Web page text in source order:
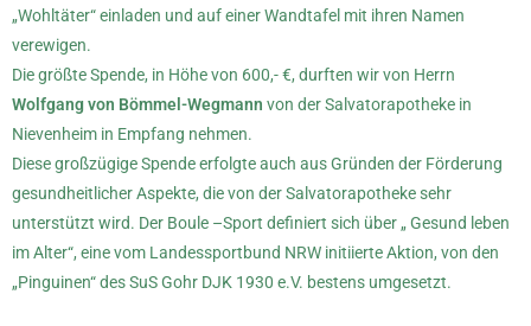
„Wohltäter“ einladen und auf einer Wandtafel mit ihren Namen
verewigen.
Die größte Spende, in Höhe von 600,- €, durften wir von Herrn
Wolfgang von Bömmel-Wegmann von der Salvatorapotheke in
Nievenheim in Empfang nehmen.
Diese großzügige Spende erfolgte auch aus Gründen der Förderung
gesundheitlicher Aspekte, die von der Salvatorapotheke sehr
unterstützt wird. Der Boule –Sport definiert sich über „ Gesund leben
im Alter“, eine vom Landessportbund NRW initiierte Aktion, von den
„Pinguinen“ des SuS Gohr DJK 1930 e.V. bestens umgesetzt.